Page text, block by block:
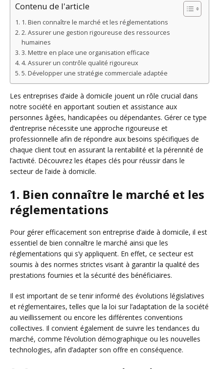
Contenu de l'article
1. Bien connaître le marché et les réglementations
2. Assurer une gestion rigoureuse des ressources
humaines
3. Mettre en place une organisation efficace
4. Assurer un contrôle qualité rigoureux
5. Développer une stratégie commerciale adaptée
Les entreprises d’aide à domicile jouent un rôle crucial dans
notre société en apportant soutien et assistance aux
personnes âgées, handicapées ou dépendantes. Gérer ce type
d’entreprise nécessite une approche rigoureuse et
professionnelle afin de répondre aux besoins spécifiques de
chaque client tout en assurant la rentabilité et la pérennité de
l’activité. Découvrez les étapes clés pour réussir dans le
secteur de l’aide à domicile.
1. Bien connaître le marché et les
réglementations
Pour gérer efficacement son entreprise d’aide à domicile, il est
essentiel de bien connaître le marché ainsi que les
réglementations qui s’y appliquent. En effet, ce secteur est
soumis à des normes strictes visant à garantir la qualité des
prestations fournies et la sécurité des bénéficiaires.
Il est important de se tenir informé des évolutions législatives
et réglementaires, telles que la loi sur l’adaptation de la société
au vieillissement ou encore les différentes conventions
collectives. Il convient également de suivre les tendances du
marché, comme l’évolution démographique ou les nouvelles
technologies, afin d’adapter son offre en conséquence.